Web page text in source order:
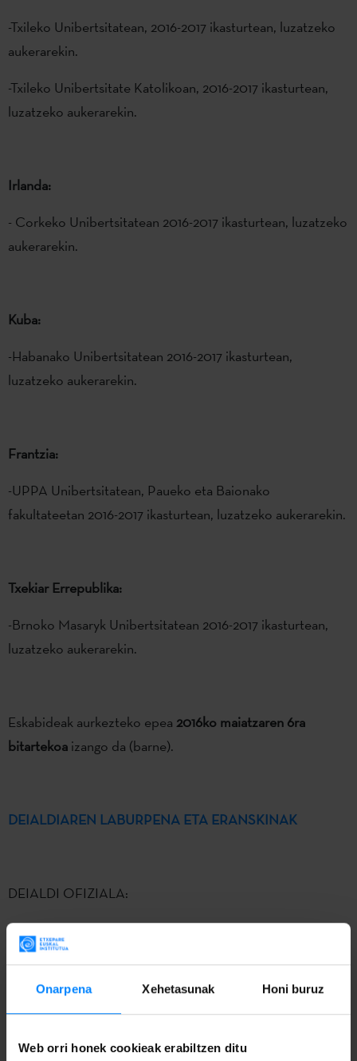
Onarpena Xehetasunak Honi buruz
Web orri honek cookieak erabiltzen ditu
-Txileko Unibertsitatean, 2016-2017 ikasturtean, luzatzeko
aukerarekin.
-Txileko Unibertsitate Katolikoan, 2016-2017 ikasturtean,
luzatzeko aukerarekin.
Irlanda:
- Corkeko Unibertsitatean 2016-2017 ikasturtean, luzatzeko
aukerarekin.
Kuba:
-Habanako Unibertsitatean 2016-2017 ikasturtean,
luzatzeko aukerarekin.
Frantzia:
-UPPA Unibertsitatean, Paueko eta Baionako
fakultateetan 2016-2017 ikasturtean, luzatzeko aukerarekin.
Txekiar Errepublika:
-Brnoko Masaryk Unibertsitatean 2016-2017 ikasturtean,
luzatzeko aukerarekin.
Eskabideak aurkezteko epea 2016ko maiatzaren 6ra
bitartekoa izango da (barne).
DEIALDIAREN LABURPENA ETA ERANSKINAK
DEIALDI OFIZIALA:
2016.04.21 EHAA / DEIALDIA
Deialdi honen helburua da
euskara eta euskal kulturako